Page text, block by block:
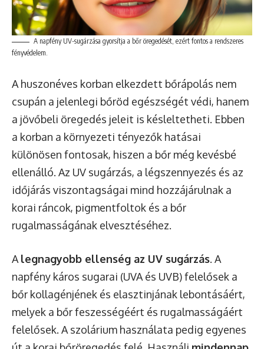
A napfény UV-sugárzása gyorsítja a bőr öregedését, ezért fontos a rendszeres
fényvédelem.
A huszonéves korban elkezdett bőrápolás nem
csupán a jelenlegi bőröd egészségét védi, hanem
a jövőbeli öregedés jeleit is késleltetheti. Ebben
a korban a környezeti tényezők hatásai
különösen fontosak, hiszen a bőr még kevésbé
ellenálló. Az UV sugárzás, a légszennyezés és az
időjárás viszontagságai mind hozzájárulnak a
korai ráncok, pigmentfoltok és a bőr
rugalmasságának elvesztéséhez.
A legnagyobb ellenség az UV sugárzás. A
napfény káros sugarai (UVA és UVB) felelősek a
bőr kollagénjének és elasztinjának lebontásáért,
melyek a bőr feszességéért és rugalmasságáért
felelősek. A szolárium használata pedig egyenes